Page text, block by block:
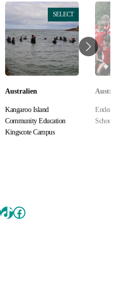
SELECT
Australien
Kangaroo Island
Community Education
Kingscote Campus
School
TikTok Facebook